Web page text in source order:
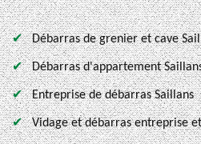
Débarras de grenier et cave
Débarras d'appartement
Entreprise de débarras Saillans
Vidage et débarras entreprise